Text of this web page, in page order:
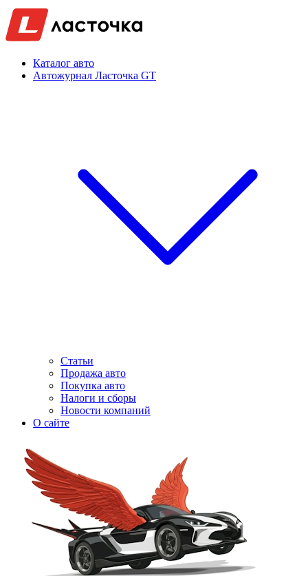
Каталог авто
Автожурнал Ласточка GT
Статьи
Продажа авто
Покупка авто
Налоги и сборы
Новости компаний
О сайте